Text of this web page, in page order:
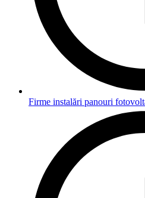
Firme instalări panouri